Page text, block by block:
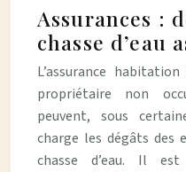
Assurances :
chasse d’eau
L’assurance
propriétaire non
peuvent, sous
charge les dégâts des
chasse d’eau. Il